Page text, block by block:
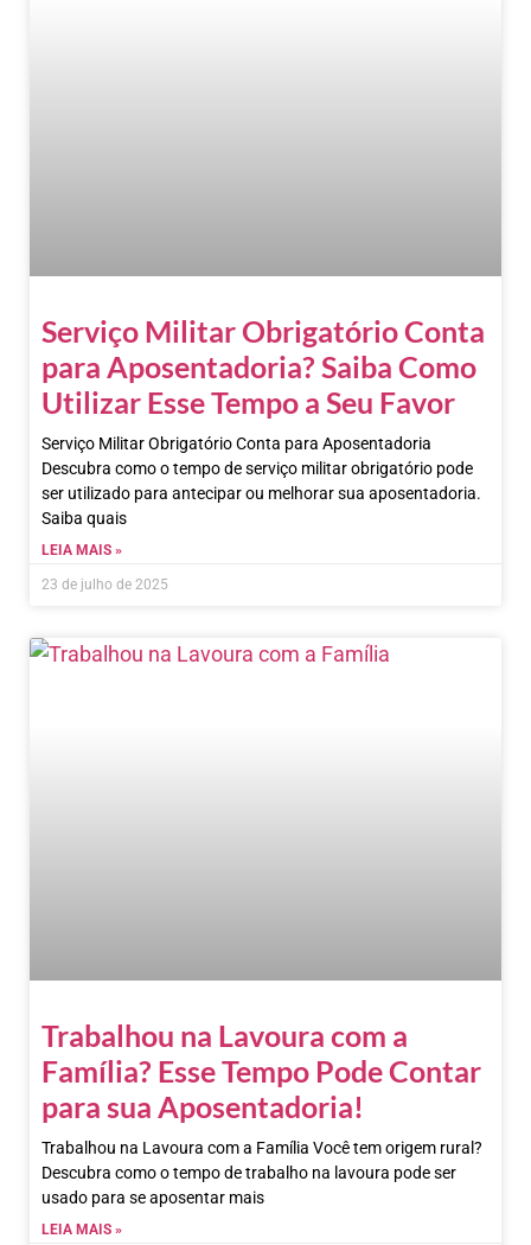
Serviço Militar Obrigatório Conta
para Aposentadoria? Saiba Como
Utilizar Esse Tempo a Seu Favor
Serviço Militar Obrigatório Conta para Aposentadoria
Descubra como o tempo de serviço militar obrigatório pode
ser utilizado para antecipar ou melhorar sua aposentadoria.
Saiba quais
LEIA MAIS »
23 de julho de 2025
Trabalhou na Lavoura com a
Família? Esse Tempo Pode Contar
para sua Aposentadoria!
Trabalhou na Lavoura com a Família Você tem origem rural?
Descubra como o tempo de trabalho na lavoura pode ser
usado para se aposentar mais
LEIA MAIS »